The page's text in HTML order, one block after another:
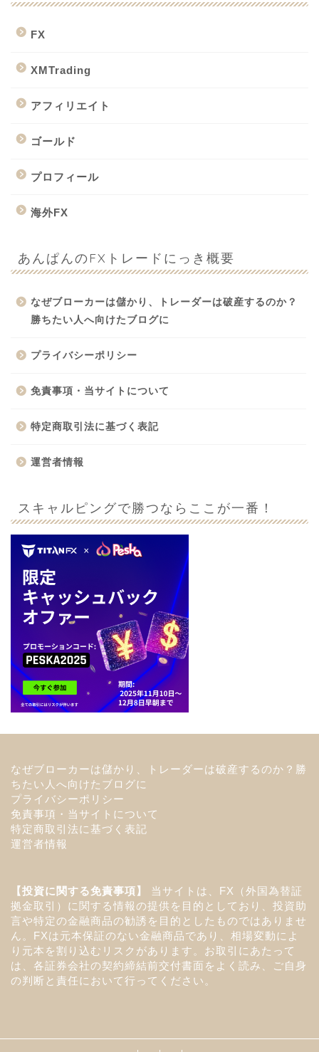
FX
XMTrading
アフィリエイト
ゴールド
プロフィール
海外FX
あんぱんのFXトレードにっき概要
なぜブローカーは儲かり、トレーダーは破産するのか？
勝ちたい人へ向けたブログに
プライバシーポリシー
免責事項・当サイトについて
特定商取引法に基づく表記
運営者情報
スキャルピングで勝つならここが一番！
なぜブローカーは儲かり、トレーダーは破産するのか？勝
ちたい人へ向けたブログに
プライバシーポリシー
免責事項・当サイトについて
特定商取引法に基づく表記
運営者情報
【投資に関する免責事項】
当サイトは、FX（外国為替証
拠金取引）に関する情報の提供を目的としており、投資助
言や特定の金融商品の勧誘を目的としたものではありませ
ん。FXは元本保証のない金融商品であり、相場変動によ
り元本を割り込むリスクがあります。お取引にあたって
は、各証券会社の契約締結前交付書面をよく読み、ご自身
の判断と責任において行ってください。